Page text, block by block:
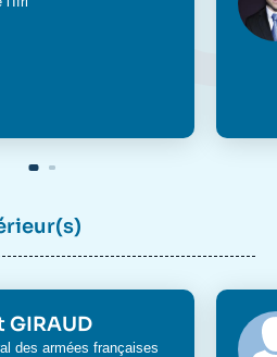
GIRAUD
des armées françaises